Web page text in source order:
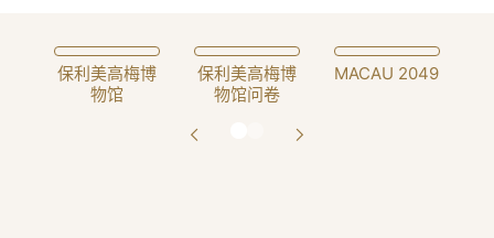
保利美高梅博
物馆
保利美高梅博
物馆问卷
MACAU 2049